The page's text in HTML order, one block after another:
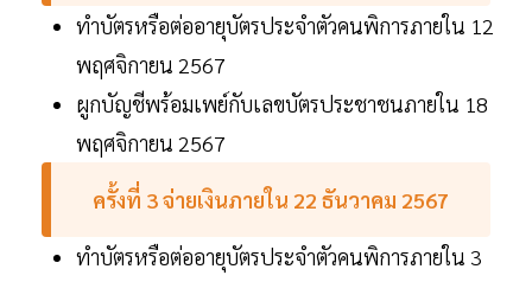
ทำบัตรหรือต่ออายุบัตรประจำตัวคนพิการภายใน 12
พฤศจิกายน 2567
ผูกบัญชีพร้อมเพย์กับเลขบัตรประชาชนภายใน 18
พฤศจิกายน 2567
ครั้งที่ 3 จ่ายเงินภายใน 22 ธันวาคม 2567
ทำบัตรหรือต่ออายุบัตรประจำตัวคนพิการภายใน 3